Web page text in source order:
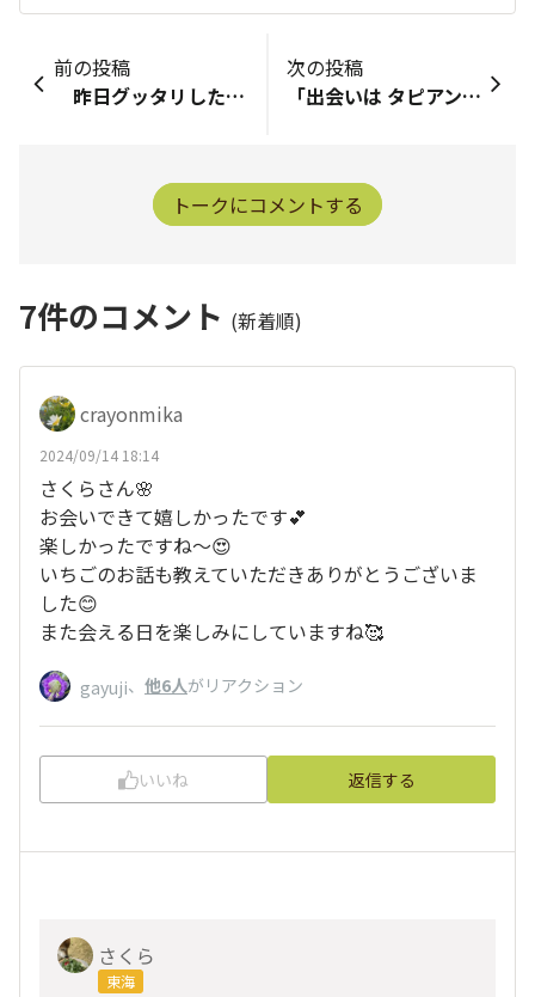
前の投稿
昨日グッタリしたサンクエールが復活しました🥰 枯れた葉っぱはあるけど、この子は大丈夫そうです❣️ 良かった〜😆 この子はダニを克服してこれから！と思っていた時の水枯れ😱 ベランダにお日様が入ってお花達も元気になってきたけど、8月以上に水やりしています💦 今日はまだ日陰に置いておきます🪴 明日の午後から妹の所に泊まりに行くので、水やりして、日陰に移動してから行こうと思います🚗
次の投稿
「出会いは タピアン&amp; ミリオンベル ＆プチホイップでした」 2022年 コロナ禍で時間ができ 数年ほったらかしにしていた庭の手入れをすることに🤣 花壇に何も植えてなくて とにかく土を覆ってくれるお花を選びました 😆 それがタピアンとミリオンベル プチホイップでした 数年ぶりのガーデニングで昔はなかったYouTubeも参考にしました その時に挿し芽を知り 挿し芽にも初挑戦 しっかりと根っこが出てそれらを鉢で育てて そこから再びお花を育てる事にどハマりし今に至ってます🪴🪴
トークにコメントする
7件のコメント (新着順)
crayonmika
2024/09/14 18:14
さくらさん🌸
お会いできて嬉しかったです💕
楽しかったですね〜😍
いちごのお話も教えていただきありがとうございま
した😊
また会える日を楽しみにしていますね🥰
gayuji、 他6人がリアクション
いいね 返信する
さくら
東海